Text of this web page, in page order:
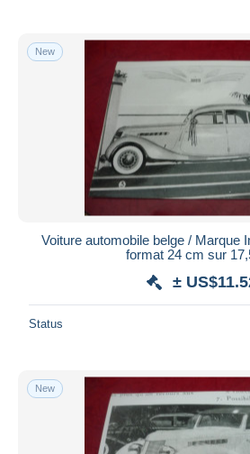
New
Voiture automobile belge / Marque
format 24 cm sur
±
Status
New